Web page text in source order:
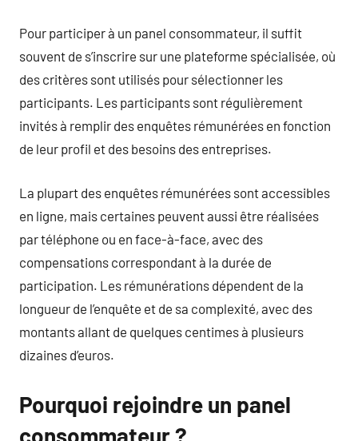
Pour participer à un panel consommateur, il suffit
souvent de s’inscrire sur une plateforme spécialisée, où
des critères sont utilisés pour sélectionner les
participants. Les participants sont régulièrement
invités à remplir des enquêtes rémunérées en fonction
de leur profil et des besoins des entreprises.
La plupart des enquêtes rémunérées sont accessibles
en ligne, mais certaines peuvent aussi être réalisées
par téléphone ou en face-à-face, avec des
compensations correspondant à la durée de
participation. Les rémunérations dépendent de la
longueur de l’enquête et de sa complexité, avec des
montants allant de quelques centimes à plusieurs
dizaines d’euros.
Pourquoi rejoindre un panel
consommateur ?